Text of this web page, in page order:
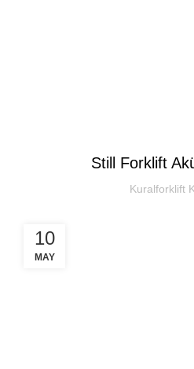
Still Forklift
Kuralforklift
10
MAY